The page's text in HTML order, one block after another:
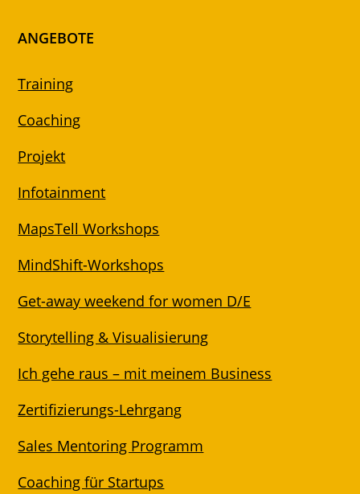
ANGEBOTE
Training
Coaching
Projekt
Infotainment
MapsTell Workshops
MindShift-Workshops
Get-away weekend for women D/E
Storytelling & Visualisierung
Ich gehe raus – mit meinem Business
Zertifizierungs-Lehrgang
Sales Mentoring Programm
Coaching für Startups